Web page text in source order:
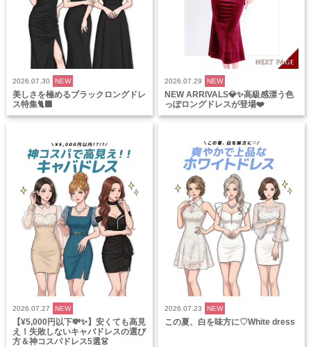
2026.07.30 NEW
美しさを極めるブラックロングドレ
ス特集🐈‍⬛
2026.07.29 NEW
NEW ARRIVALS💎✨高級感漂う色
っぽロングドレスが登場❤️
2026.07.27 NEW
【¥5,000円以下💸✨】安くても高見
え！失敗しないキャバドレスの選び
方＆神コスパドレス5選👗
2026.07.23 NEW
この夏、白を味方に♡White dress